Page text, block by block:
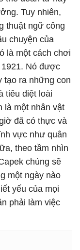
Tuy nhiên,
thuật ngữ công
chuyện của
là một cách chơi
Nó được
tạo ra những con
tiêu diệt loài
là một nhân vật
đã có thực và
vực như quân
theo tầm nhìn
chúng sẽ
một ngày nào
yếu của mọi
phải làm việc